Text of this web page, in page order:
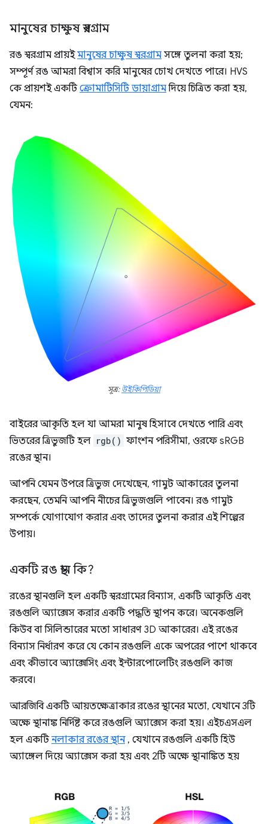
মানুষের চাক্ষুষ স্বরগ্রাম
রঙ স্বরগ্রাম প্রায়ইমানুষের চাক্ষুষ স্বরগ্রাম সঙ্গে তুলনা করা হয়;
সম্পূর্ণ রঙ আমরা বিশ্বাস করি মানুষের চোখ দেখতে পারে। HVS
কে প্রায়শই একটিক্রোমাটিসিটি ডায়াগ্রামদিয়ে চিত্রিত করা হয়,
যেমন:
সূত্র:উইকিপিডিয়া
বাইরের আকৃতি হল যা আমরা মানুষ হিসাবে দেখতে পারি এবং
ভিতরের ত্রিভুজটি হল rgb() ফাংশন পরিসীমা, ওরফে sRGB
রঙের স্থান।
আপনি যেমন উপরে ত্রিভুজ দেখেছেন, গামুট আকারের তুলনা
করছেন, তেমনি আপনি নীচের ত্রিভুজগুলি পাবেন। রঙ গামুট
সম্পর্কে যোগাযোগ করার এবং তাদের তুলনা করার এই শিল্পের
উপায়।
একটি রঙ স্থান কি?
রঙের স্থানগুলি হল একটি স্বরগ্রামের বিন্যাস, একটি আকৃতি এবং
রঙগুলি অ্যাক্সেস করার একটি পদ্ধতি স্থাপন করে। অনেকগুলি
কিউব বা সিলিন্ডারের মতো সাধারণ 3D আকারের। এই রঙের
বিন্যাস নির্ধারণ করে যে কোন রঙগুলি একে অপরের পাশে থাকবে
এবং কীভাবে অ্যাক্সেসিং এবং ইন্টারপোলেটিং রঙগুলি কাজ
করবে।
আরজিবি একটি আয়তক্ষেত্রাকার রঙের স্থানের মতো, যেখানে 3টি
অক্ষে স্থানাঙ্ক নির্দিষ্ট করে রঙগুলি অ্যাক্সেস করা হয়। এইচএসএল
হল একটিনলাকার রঙের স্থান, যেখানে রঙগুলি একটি হিউ
অ্যাঙ্গেল দিয়ে অ্যাক্সেস করা হয় এবং 2টি অক্ষে স্থানাঙ্কিত হয়